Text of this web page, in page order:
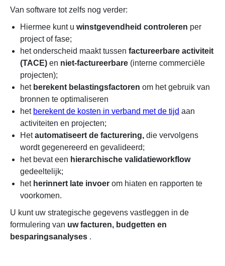
Van software tot zelfs nog verder:
Hiermee kunt u winstgevendheid controleren per
project of fase;
het onderscheid maakt tussen factureerbare activiteit
(TACE) en niet-factureerbare (interne commerciële
projecten);
het berekent belastingsfactoren om het gebruik van
bronnen te optimaliseren
het berekent de kosten in verband met de tijd aan
activiteiten en projecten;
Het automatiseert de facturering, die vervolgens
wordt gegenereerd en gevalideerd;
het bevat een hierarchische validatieworkflow
gedeeltelijk;
het herinnert late invoer om hiaten en rapporten te
voorkomen.
U kunt uw strategische gegevens vastleggen in de
formulering van uw facturen, budgetten en
besparingsanalyses .